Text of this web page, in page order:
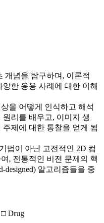
개념을 탐구하며, 이론적
한 응용 사례에 대한 이해
을 어떻게 인식하고 해석
리를 배우고, 이미지 생
제에 대한 통찰을 얻게 됩
법이 아닌 고전적인 2D 컴
, 전통적인 비전 문제의 핵
designed) 알고리즘들을 중
□ Drug